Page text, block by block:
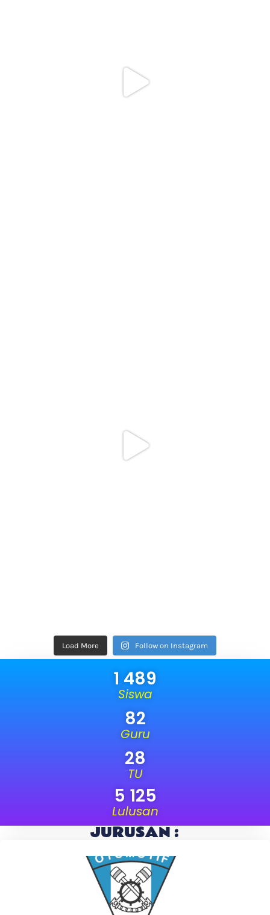
Load More Follow on Instagram
Siswa
1 489
Guru
82
TU
28
Lulusan
5 125
JURUSAN :